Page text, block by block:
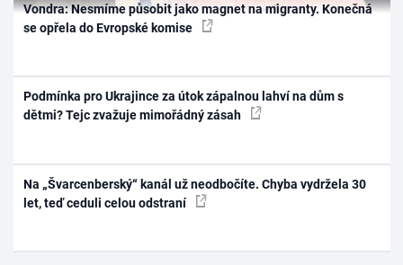
Vondra: Nesmíme působit jako magnet na migranty. Konečná
se opřela do Evropské komise
Podmínka pro Ukrajince za útok zápalnou lahví na dům s
dětmi? Tejc zvažuje mimořádný zásah
Na „Švarcenberský“ kanál už neodbočíte. Chyba vydržela 30
let, teď ceduli celou odstraní